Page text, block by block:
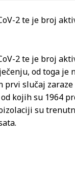
2 te je broj
2 te je broj
od toga je
prvi slučaj
kojih su 1964
su